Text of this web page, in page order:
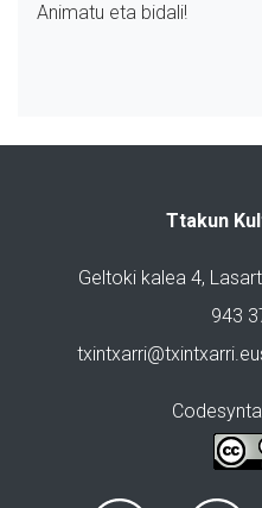
Animatu eta bidali!
Ttakun
Geltoki kalea 4,
943